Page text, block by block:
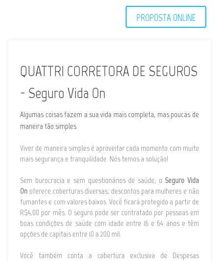
PROPOSTA ONLINE
QUATTRI CORRETORA DE SEGUROS
- Seguro Vida On
Algumas coisas fazem a sua vida mais completa, mas poucas de
maneira tão simples.
Viver de maneira simples é aproveitar cada momento com muito
mais segurança e tranquilidade. Nós temos a solução!
Sem burocracia e sem questionários de saúde, o Seguro Vida
On oferece coberturas diversas, descontos para mulheres e não
fumantes e com valores baixos. Você ficará protegido a partir de
R$4,00 por mês. O seguro pode ser contratado por pessoas em
boas condições de saúde com idade entre 16 e 64 anos e têm
opções de capitais entre 10 a 200 mil.
Você também conta a cobertura exclusiva de Despesas